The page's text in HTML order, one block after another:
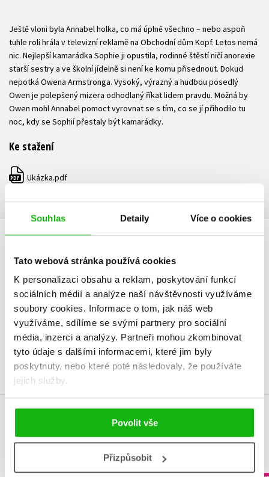
Souhlas Detaily Více o cookies
Tato webová stránka používá cookies
K personalizaci obsahu a reklam, poskytování funkcí
sociálních médií a analýze naší návštěvnosti využíváme
soubory cookies. Informace o tom, jak náš web
využíváme, sdílíme se svými partnery pro sociální
média, inzerci a analýzy. Partneři mohou zkombinovat
tyto údaje s dalšími informacemi, které jim byly
poskytnuty, nebo které poté následovaly, že používáte
jejich služby.
Povolit vše
Přizpůsobit
Ještě vloni byla Annabel holka, co má úplně všechno – nebo aspoň
tuhle roli hrála v televizní reklamě na Obchodní dům Kopf. Letos nemá
nic. Nejlepší kamarádka Sophie ji opustila, rodinné štěstí ničí anorexie
starší sestry a ve školní jídelně si není ke komu přisednout. Dokud
nepotká Owena Armstronga. Vysoký, výrazný a hudbou posedlý
Owen je polepšený mizera odhodlaný říkat lidem pravdu. Možná by
Owen mohl Annabel pomoct vyrovnat se s tím, co se jí přihodilo tu
noc, kdy se Sophií přestaly být kamarádky.
Ke stažení
PDF Ukázka.pdf
V současné době nejsou vytvořena žádná uživatelská hodnocení.
Vaše hodnocení
Uživatelskou recenzi mohou vkládat pouze registrovaní uživatelé
Přihlásit
MOHLO BY VÁS TAKÉ ZAJÍMAT